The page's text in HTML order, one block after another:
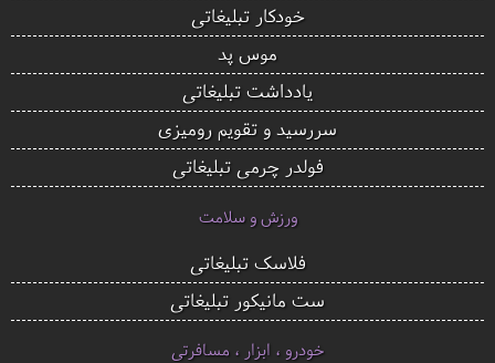
خودکار تبلیغاتی
موس پد
یادداشت تبلیغاتی
سررسید و تقویم رومیزی
فولدر چرمی تبلیغاتی
ورزش و سلامت
فلاسک تبلیغاتی
ست مانیکور تبلیغاتی
خودرو ، ابزار ، مسافرتی